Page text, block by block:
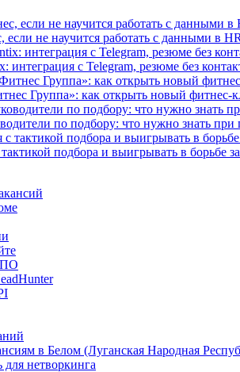
если не научится работать с данными в
интеграция с Telegram, резюме без
Группа»: как открыть новый
по подбору: что нужно знать
подбора и выигрывать в борьбе
ПО
в Белом (Луганская Народная
для нетворкинга